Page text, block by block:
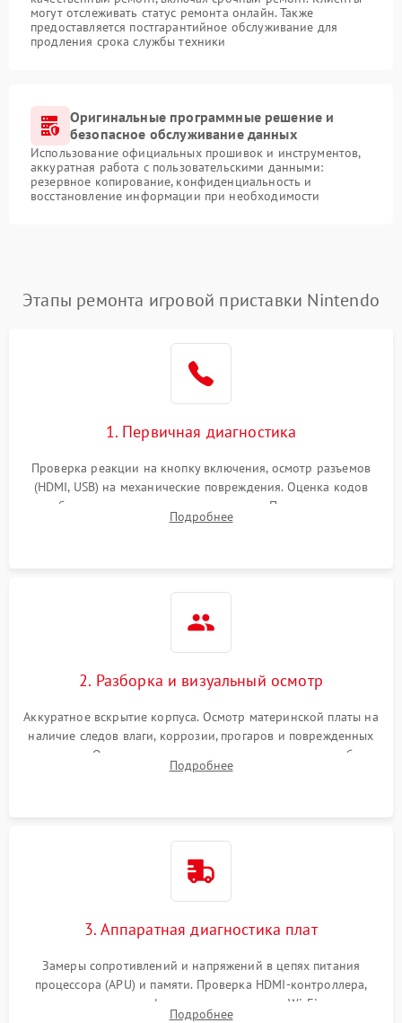
могут отслеживать статус ремонта онлайн. Также
предоставляется постгарантийное обслуживание для
продления срока службы техники
Оригинальные программные решение и
безопасное обслуживание данных
Использование официальных прошивок и инструментов,
аккуратная работа с пользовательскими данными:
резервное копирование, конфиденциальность и
восстановление информации при необходимости
Этапы ремонта игровой приставки Nintendo
1. Первичная диагностика
Проверка реакции на кнопку включения, осмотр разъемов
(HDMI, USB) на механические повреждения. Оценка кодов
ошибок на экране или по индикаторам. Проверка чтения
дисков, работы геймпадов и наличия гарантийных пломб.
Подробнее
2. Разборка и визуальный осмотр
Аккуратное вскрытие корпуса. Осмотр материнской платы на
наличие следов влаги, коррозии, прогаров и поврежденных
элементов. Оценка состояния системы охлаждения, турбины
кулера и степени загрязнения радиатора пылью.
Подробнее
3. Аппаратная диагностика плат
Замеры сопротивлений и напряжений в цепях питания
процессора (APU) и памяти. Проверка HDMI-контроллера,
микросхем флеш-памяти и модуля Wi-Fi
Подробнее